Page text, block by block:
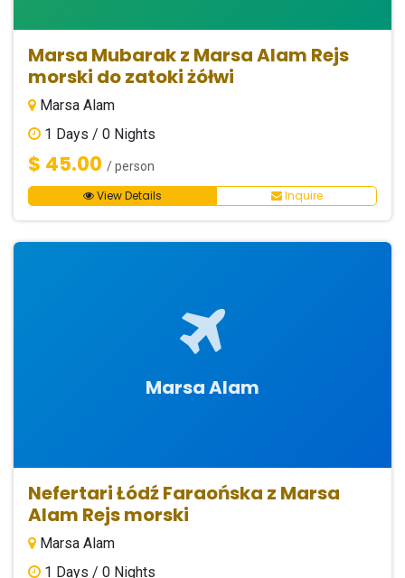
Marsa Mubarak z Marsa Alam Rejs
morski do zatoki żółwi
Marsa Alam
1 Days / 0 Nights
$ 45.00 / person
View Details Inquire
Marsa Alam
Nefertari Łódź Faraońska z Marsa
Alam Rejs morski
Marsa Alam
1 Days / 0 Nights